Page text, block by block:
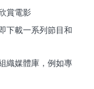
賞電影
下載一系列節目和
織媒體庫，例如專